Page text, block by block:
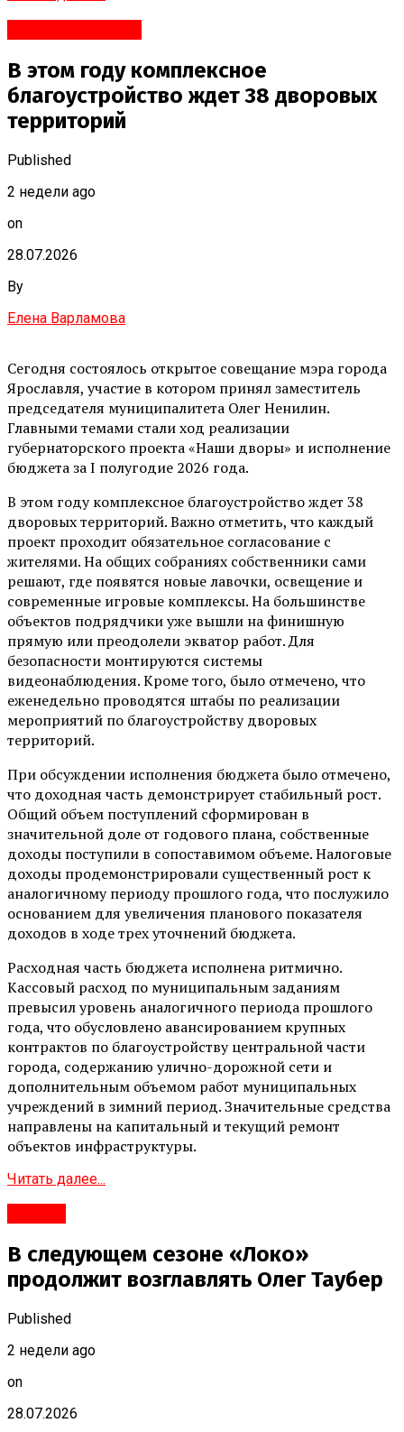
В этом году комплексное
благоустройство ждет 38 дворовых
территорий
Published
2 недели ago
on
28.07.2026
By
Елена Варламова
Сегодня состоялось открытое совещание мэра города
Ярославля, участие в котором принял заместитель
председателя муниципалитета Олег Ненилин.
Главными темами стали ход реализации
губернаторского проекта «Наши дворы» и исполнение
бюджета за I полугодие 2026 года.
В этом году комплексное благоустройство ждет 38
дворовых территорий. Важно отметить, что каждый
проект проходит обязательное согласование с
жителями. На общих собраниях собственники сами
решают, где появятся новые лавочки, освещение и
современные игровые комплексы. На большинстве
объектов подрядчики уже вышли на финишную
прямую или преодолели экватор работ. Для
безопасности монтируются системы
видеонаблюдения. Кроме того, было отмечено, что
еженедельно проводятся штабы по реализации
мероприятий по благоустройству дворовых
территорий.
При обсуждении исполнения бюджета было отмечено,
что доходная часть демонстрирует стабильный рост.
Общий объем поступлений сформирован в
значительной доле от годового плана, собственные
доходы поступили в сопоставимом объеме. Налоговые
доходы продемонстрировали существенный рост к
аналогичному периоду прошлого года, что послужило
основанием для увеличения планового показателя
доходов в ходе трех уточнений бюджета.
Расходная часть бюджета исполнена ритмично.
Кассовый расход по муниципальным заданиям
превысил уровень аналогичного периода прошлого
года, что обусловлено авансированием крупных
контрактов по благоустройству центральной части
города, содержанию улично-дорожной сети и
дополнительным объемом работ муниципальных
учреждений в зимний период. Значительные средства
направлены на капитальный и текущий ремонт
объектов инфраструктуры.
Читать далее...
В следующем сезоне «Локо»
продолжит возглавлять Олег Таубер
Published
2 недели ago
on
28.07.2026